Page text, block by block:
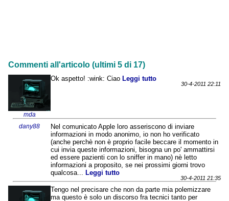
Commenti all'articolo (ultimi 5 di 17)
mda
Ok aspetto! :wink: Ciao Leggi tutto
30-4-2011 22:11
dany88
Nel comunicato Apple loro asseriscono di inviare
informazioni in modo anonimo, io non ho verificato
(anche perchè non è proprio facile beccare il momento in
cui invia queste informazioni, bisogna un po' ammattirsi
ed essere pazienti con lo sniffer in mano) nè letto
informazioni a proposito, se nei prossimi giorni trovo
qualcosa... Leggi tutto
30-4-2011 21:35
Tengo nel precisare che non da parte mia polemizzare
ma questo è solo un discorso fra tecnici tanto per